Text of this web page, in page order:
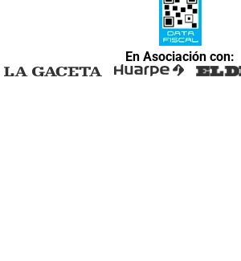
En Asociación con: